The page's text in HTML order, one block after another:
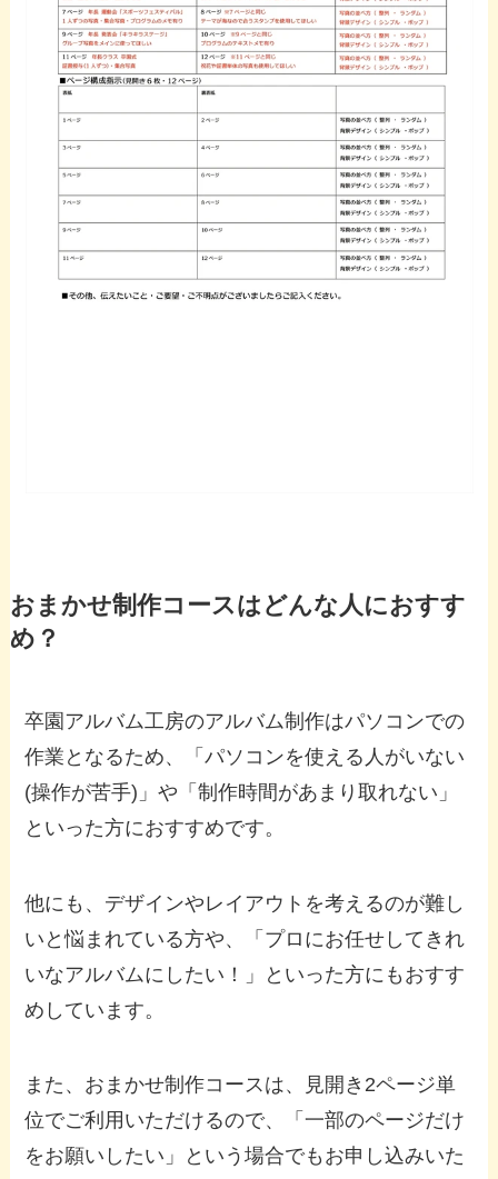
おまかせ制作コースはどんな人におすす
め？
卒園アルバム工房のアルバム制作はパソコンでの
作業となるため、「パソコンを使える人がいない
(操作が苦手)」や「制作時間があまり取れない」
といった方におすすめです。
他にも、デザインやレイアウトを考えるのが難し
いと悩まれている方や、「プロにお任せしてきれ
いなアルバムにしたい！」といった方にもおすす
めしています。
また、おまかせ制作コースは、見開き2ページ単
位でご利用いただけるので、「一部のページだけ
をお願いしたい」という場合でもお申し込みいた